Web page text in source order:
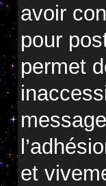
avoir
pour
permet
et